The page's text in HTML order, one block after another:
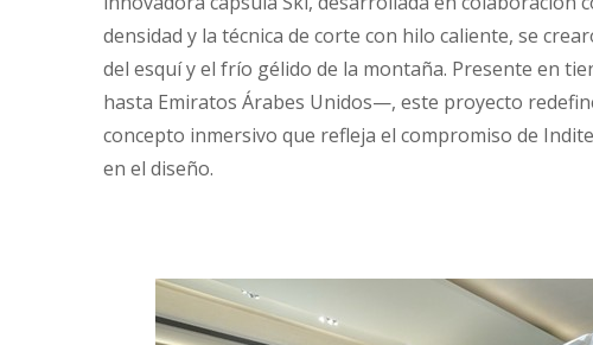
densidad y la técnica de corte con hilo caliente, se
del esquí y el frío gélido de la montaña. Presente en
hasta Emiratos Árabes Unidos—, este proyecto
concepto inmersivo que refleja el compromiso de
en el diseño.